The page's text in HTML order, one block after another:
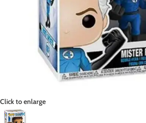
Click to enlarge